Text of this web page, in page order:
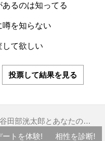
あるのは知ってる
噂を知らない
して欲しい
投票して結果を見る
谷田部洸太郎とあなたの…
ートを体験!
相性を診断!